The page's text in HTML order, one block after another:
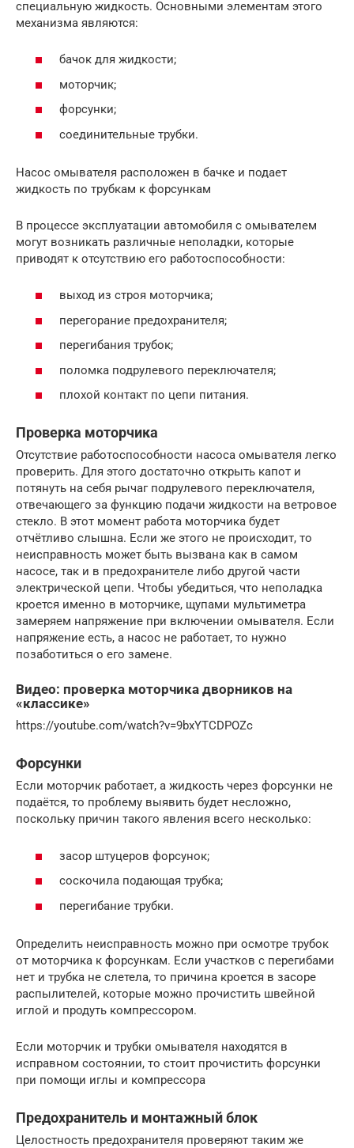
специальную жидкость. Основными элементам этого
механизма являются:
бачок для жидкости;
моторчик;
форсунки;
соединительные трубки.
Насос омывателя расположен в бачке и подает
жидкость по трубкам к форсункам
В процессе эксплуатации автомобиля с омывателем
могут возникать различные неполадки, которые
приводят к отсутствию его работоспособности:
выход из строя моторчика;
перегорание предохранителя;
перегибания трубок;
поломка подрулевого переключателя;
плохой контакт по цепи питания.
Проверка моторчика
Отсутствие работоспособности насоса омывателя легко
проверить. Для этого достаточно открыть капот и
потянуть на себя рычаг подрулевого переключателя,
отвечающего за функцию подачи жидкости на ветровое
стекло. В этот момент работа моторчика будет
отчётливо слышна. Если же этого не происходит, то
неисправность может быть вызвана как в самом
насосе, так и в предохранителе либо другой части
электрической цепи. Чтобы убедиться, что неполадка
кроется именно в моторчике, щупами мультиметра
замеряем напряжение при включении омывателя. Если
напряжение есть, а насос не работает, то нужно
позаботиться о его замене.
Видео: проверка моторчика дворников на
«классике»
https://youtube.com/watch?v=9bxYTCDPOZc
Форсунки
Если моторчик работает, а жидкость через форсунки не
подаётся, то проблему выявить будет несложно,
поскольку причин такого явления всего несколько:
засор штуцеров форсунок;
соскочила подающая трубка;
перегибание трубки.
Определить неисправность можно при осмотре трубок
от моторчика к форсункам. Если участков с перегибами
нет и трубка не слетела, то причина кроется в засоре
распылителей, которые можно прочистить швейной
иглой и продуть компрессором.
Если моторчик и трубки омывателя находятся в
исправном состоянии, то стоит прочистить форсунки
при помощи иглы и компрессора
Предохранитель и монтажный блок
Целостность предохранителя проверяют таким же